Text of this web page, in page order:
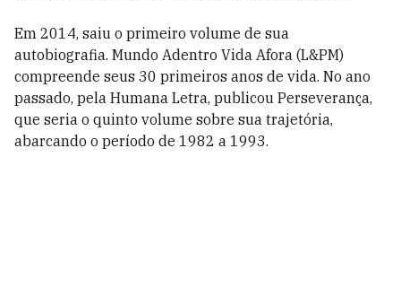
Em 2014, saiu o primeiro volume de sua
autobiografia. Mundo Adentro Vida Afora (L&PM)
compreende seus 30 primeiros anos de vida. No ano
passado, pela Humana Letra, publicou Perseverança,
que seria o quinto volume sobre sua trajetória,
abarcando o período de 1982 a 1993.